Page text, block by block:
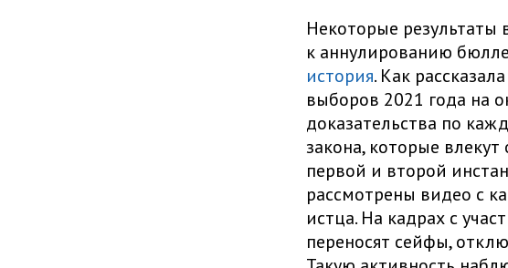
Некоторые результаты
к аннулированию
история. Как
выборов 2021 года на
доказательства по
закона, которые
первой и второй
рассмотрены видео с
истца. На кадрах с
переносят сейфы,